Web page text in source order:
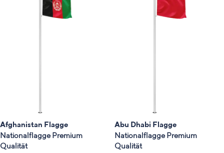
Afghanistan Flagge
Nationalflagge Premium
Qualität
Abu Dhabi Flagge
Nationalflagge Premium
Qualität